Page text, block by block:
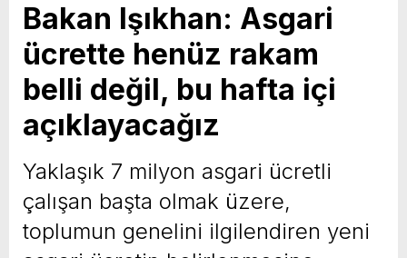
Bakan Işıkhan: Asgari
ücrette henüz rakam
belli değil, bu hafta içi
açıklayacağız
Yaklaşık 7 milyon asgari ücretli
çalışan başta olmak üzere,
toplumun genelini ilgilendiren yeni